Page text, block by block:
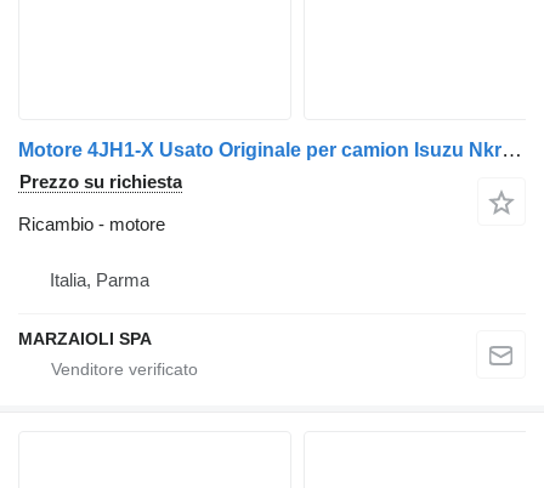
Motore 4JH1-X Usato Originale per camion Isuzu Nkr / Npr / Nqr
Prezzo su richiesta
Ricambio - motore
Italia, Parma
MARZAIOLI SPA